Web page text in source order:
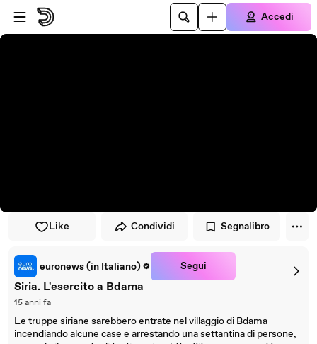
Vai al lettore
Passa al contenuto principale
Accedi
Like Condividi Segnalibro
euronews (in Italiano) Segui
Siria. L'esercito a Bdama
15 anni fa
Le truppe siriane sarebbero entrate nel villaggio di Bdama
incendiando alcune case e arrestando una settantina di persone,